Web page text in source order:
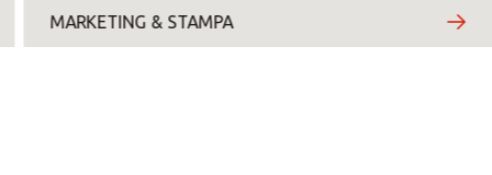
MARKETING & STAMPA